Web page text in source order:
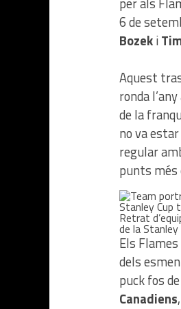
6 de
Bozeki
Aquest
ronda
de la
no va
regular
punts més
Retrat
de la
Els
dels
puck fos
Canadiens